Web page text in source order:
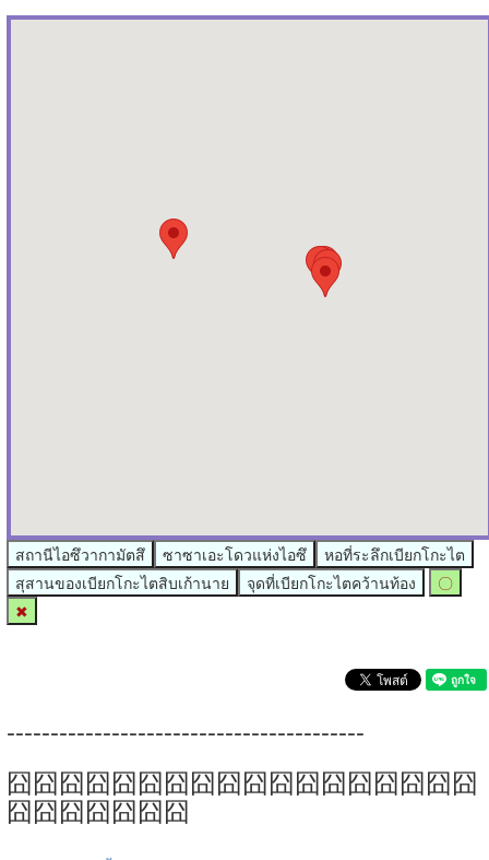
สถานีไอซึวากามัตสึ ซาซาเอะโดวแห่งไอซึ
หอที่ระลึกเบียกโกะไต
สุสานของเบียกโกะไตสิบเก้านาย
จุดที่เบียกโกะไตคว้านท้อง
〇
✖
-----------------------------------------
囧囧囧囧囧囧囧囧囧囧囧囧囧囧囧囧囧囧
囧囧囧囧囧囧囧